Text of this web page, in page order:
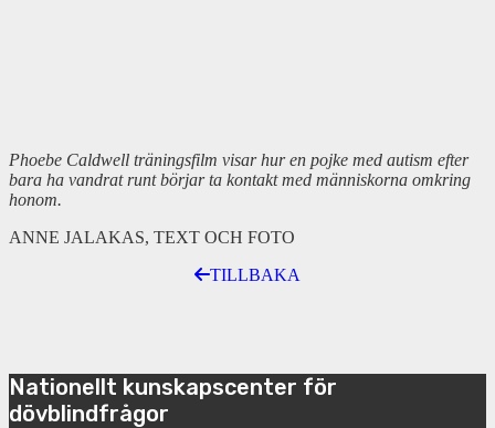
Phoebe Caldwell träningsfilm visar hur en pojke med autism efter
bara ha vandrat runt börjar ta kontakt med människorna omkring
honom.
ANNE JALAKAS, TEXT OCH FOTO
TILLBAKA
Nationellt kunskapscenter för
dövblindfrågor